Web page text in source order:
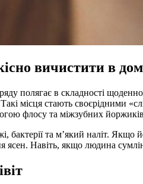
вичистити в
полягає в складності
місця стають своєрідними
флосу та міжзубних
та м’який наліт.
Навіть, якщо людина